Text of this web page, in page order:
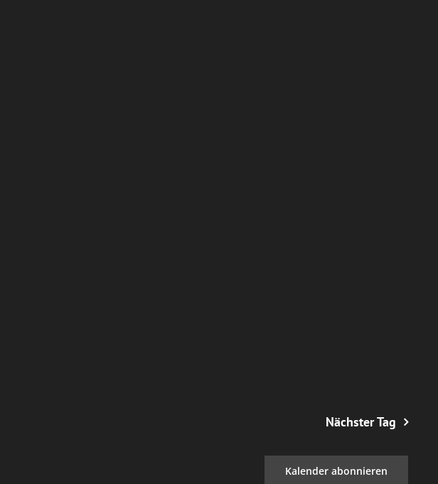
Nächster Tag
Kalender abonnieren